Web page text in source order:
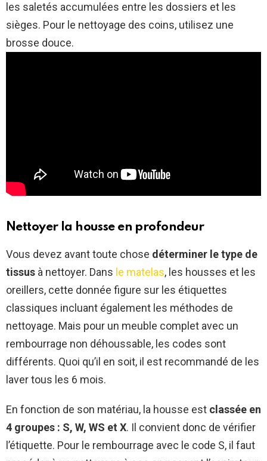
les saletés accumulées entre les dossiers et les
sièges. Pour le nettoyage des coins, utilisez une
brosse douce.
Nettoyer la housse en profondeur
Vous devez avant toute chose déterminer le type de
tissus à nettoyer. Dans le matelas, les housses et les
oreillers, cette donnée figure sur les étiquettes
classiques incluant également les méthodes de
nettoyage. Mais pour un meuble complet avec un
rembourrage non déhoussable, les codes sont
différents. Quoi qu’il en soit, il est recommandé de les
laver tous les 6 mois.
En fonction de son matériau, la housse est classée en
4 groupes : S, W, WS et X. Il convient donc de vérifier
l’étiquette. Pour le rembourrage avec le code S, il faut